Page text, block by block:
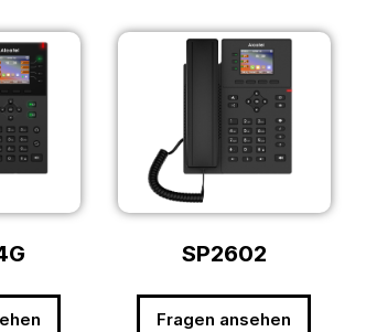
SP2602
Fragen ansehen